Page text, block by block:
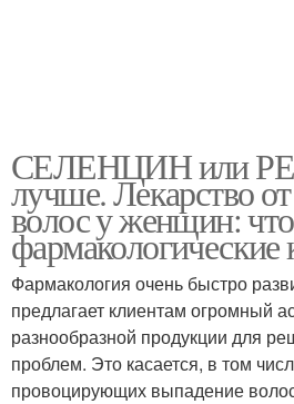
СЕЛЕНЦИН или
лучше. Лекарство
волос у женщин:
фармакологические
Фармакология очень быстро
предлагает клиентам огромный
разнообразной продукции для
проблем. Это касается, в том
провоцирующих выпадение